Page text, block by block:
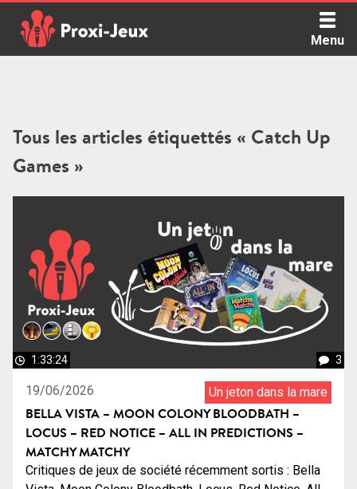
content
Menu
Tous les articles étiquettés « Catch Up
Games »
1:33:24 3
19/06/2026 Un jeton dans la mare
BELLA VISTA – MOON COLONY BLOODBATH –
LOCUS – RED NOTICE – ALL IN PREDICTIONS –
MATCHY MATCHY
Critiques de jeux de société récemment sortis : Bella